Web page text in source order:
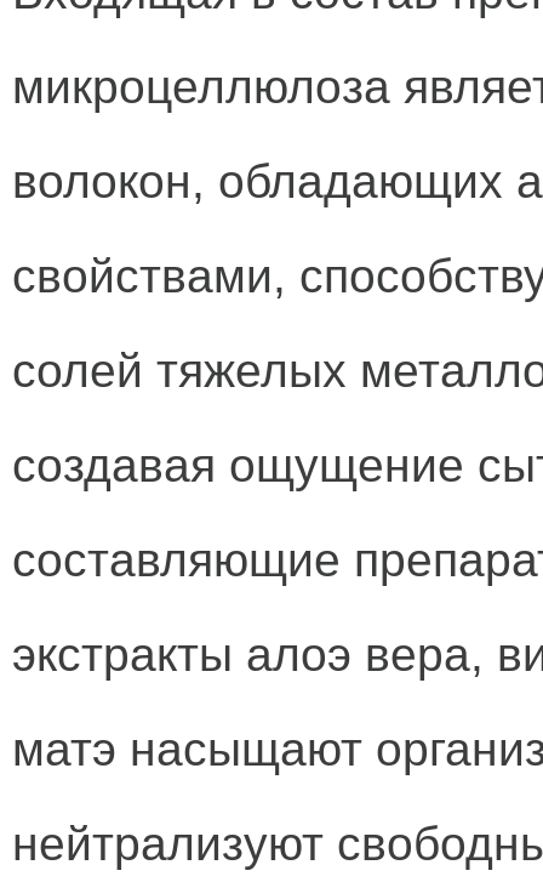
микроцеллюлоза
волокон, обладающих
свойствами,
солей тяжелых
создавая ощущение
составляющие
экстракты алоэ вера,
матэ насыщают
нейтрализуют